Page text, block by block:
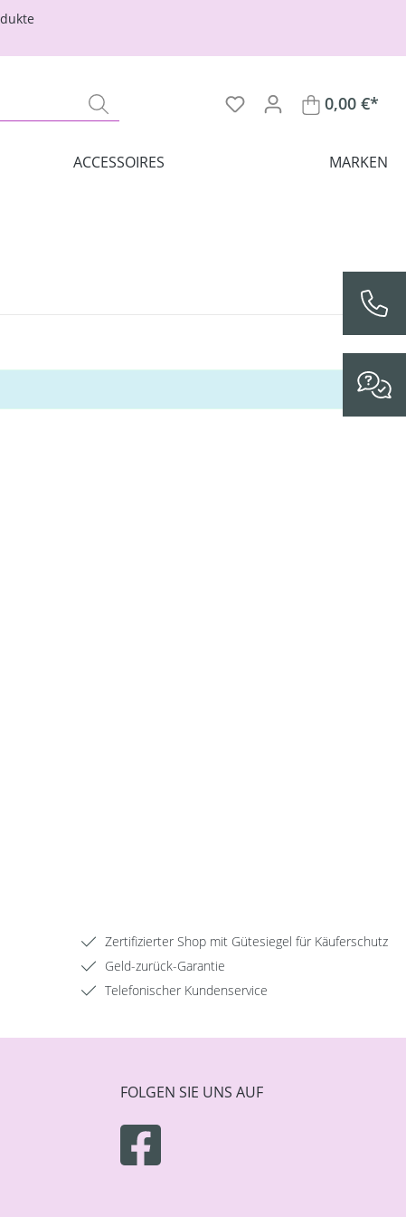
0,00 €*
ACCESSOIRES MARKEN
Zertifizierter Shop mit Gütesiegel für Käuferschutz
Geld-zurück-Garantie
Telefonischer Kundenservice
FOLGEN SIE UNS AUF